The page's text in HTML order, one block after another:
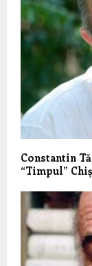
Constantin
“Timpul”